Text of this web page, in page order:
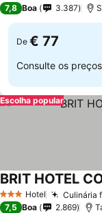
7,8 Boa 3.387
De € 77
Consulte os
Escolha popular
3 EstrelasHotel Culinária
BRIT HOTEL
7,5 Boa 2.869